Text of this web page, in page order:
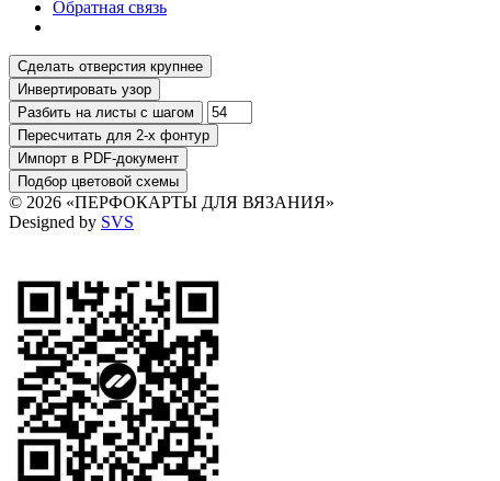
Обратная связь
© 2026 «ПЕРФОКАРТЫ ДЛЯ ВЯЗАНИЯ»
Designed by SVS